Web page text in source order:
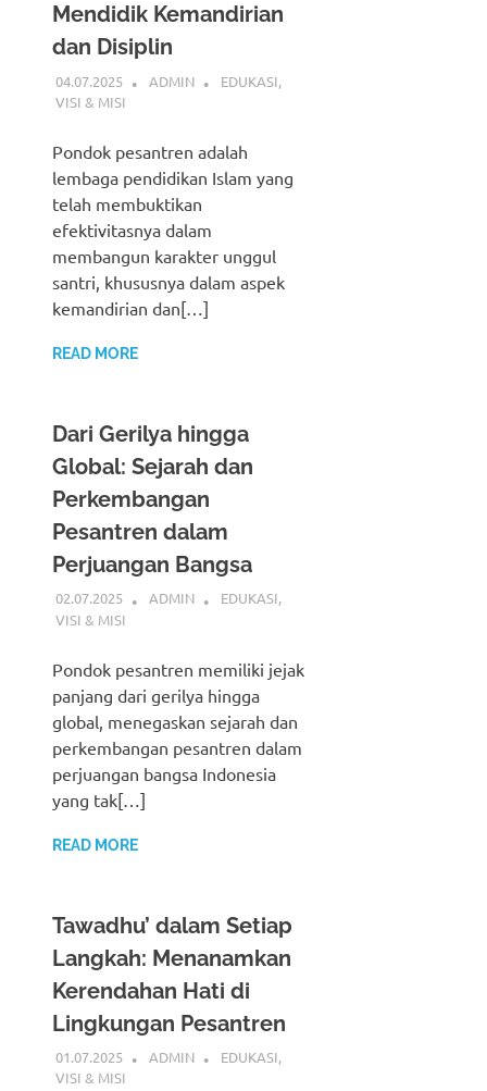
Mendidik Kemandirian
dan Disiplin
04.07.2025 ADMIN EDUKASI,
VISI & MISI
Pondok pesantren adalah
lembaga pendidikan Islam yang
telah membuktikan
efektivitasnya dalam
membangun karakter unggul
santri, khususnya dalam aspek
kemandirian dan[…]
READ MORE
Dari Gerilya hingga
Global: Sejarah dan
Perkembangan
Pesantren dalam
Perjuangan Bangsa
02.07.2025 ADMIN EDUKASI,
VISI & MISI
Pondok pesantren memiliki jejak
panjang dari gerilya hingga
global, menegaskan sejarah dan
perkembangan pesantren dalam
perjuangan bangsa Indonesia
yang tak[…]
READ MORE
Tawadhu’ dalam Setiap
Langkah: Menanamkan
Kerendahan Hati di
Lingkungan Pesantren
01.07.2025 ADMIN EDUKASI,
VISI & MISI